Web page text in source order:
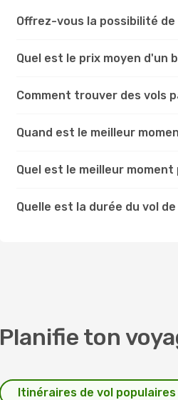
Offrez-vous la possibilité
Quel est le prix moyen d'un
Comment trouver des vols
Quand est le meilleur
Quel est le meilleur
Quelle est la durée du vol
Planifie ton
Itinéraires de vol populaires